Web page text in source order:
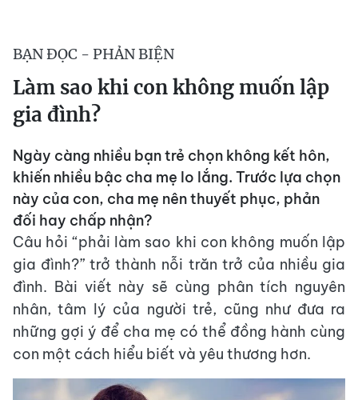
BẠN ĐỌC - PHẢN BIỆN
Làm sao khi con không muốn lập
gia đình?
Ngày càng nhiều bạn trẻ chọn không kết hôn,
khiến nhiều bậc cha mẹ lo lắng. Trước lựa chọn
này của con, cha mẹ nên thuyết phục, phản
đối hay chấp nhận?
Câu hỏi “phải làm sao khi con không muốn lập
gia đình?” trở thành nỗi trăn trở của nhiều gia
đình. Bài viết này sẽ cùng phân tích nguyên
nhân, tâm lý của người trẻ, cũng như đưa ra
những gợi ý để cha mẹ có thể đồng hành cùng
con một cách hiểu biết và yêu thương hơn.